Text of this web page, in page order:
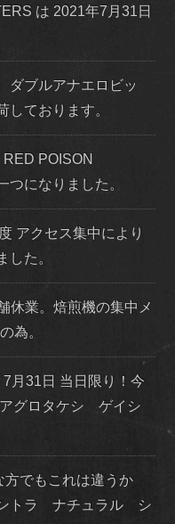
は 2021年7月31日
ブルアナエロビッ
しております。
POISON
になりました。
アクセス集中により
した。
休業。焙煎機の集中メ
為。
月31日 当日限り！今
グロタケシ ゲイシ
方でもこれは違うか
トラ ナチュラル シ